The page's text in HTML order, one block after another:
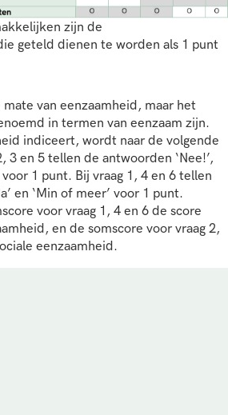
zijn de
geteld dienen te worden als 1 punt
van eenzaamheid, maar het
in termen van eenzaam zijn.
indiceert, wordt naar de volgende
3 en 5 tellen de antwoorden ‘Nee!’,
voor 1 punt. Bij vraag 1, 4 en 6 tellen
en ‘Min of meer’ voor 1 punt.
voor vraag 1, 4 en 6 de score
en de somscore voor vraag 2,
eenzaamheid.